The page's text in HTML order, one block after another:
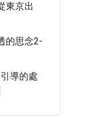
東京出
的思念2-
導的處